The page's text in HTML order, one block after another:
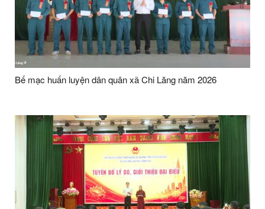
Bế mạc huấn luyện dân quân xã Chi Lăng năm 2026